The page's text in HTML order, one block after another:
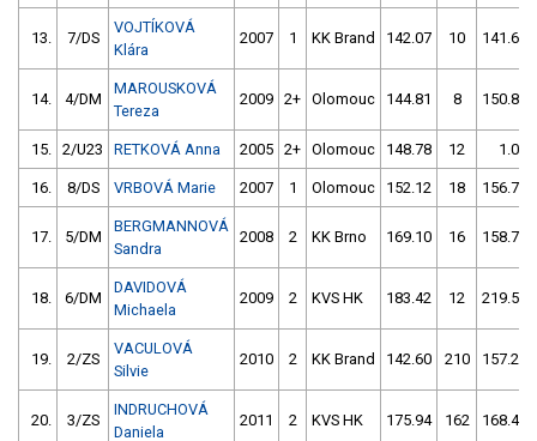
13. 7/DS
VOJTÍKOVÁ
Klára
2007 1 KK Brand 142.07 10 141.63
14. 4/DM
MAROUSKOVÁ
Tereza
2009 2+ Olomouc 144.81 8 150.82
15. 2/U23 RETKOVÁ Anna 2005 2+ Olomouc 148.78 12 1.00
16. 8/DS VRBOVÁ Marie 2007 1 Olomouc 152.12 18 156.74
17. 5/DM
BERGMANNOVÁ
Sandra
2008 2 KK Brno 169.10 16 158.70
18. 6/DM
DAVIDOVÁ
Michaela
2009 2 KVS HK 183.42 12 219.56
19. 2/ZS
VACULOVÁ
Silvie
2010 2 KK Brand 142.60 210 157.26
20. 3/ZS
INDRUCHOVÁ
Daniela
2011 2 KVS HK 175.94 162 168.45